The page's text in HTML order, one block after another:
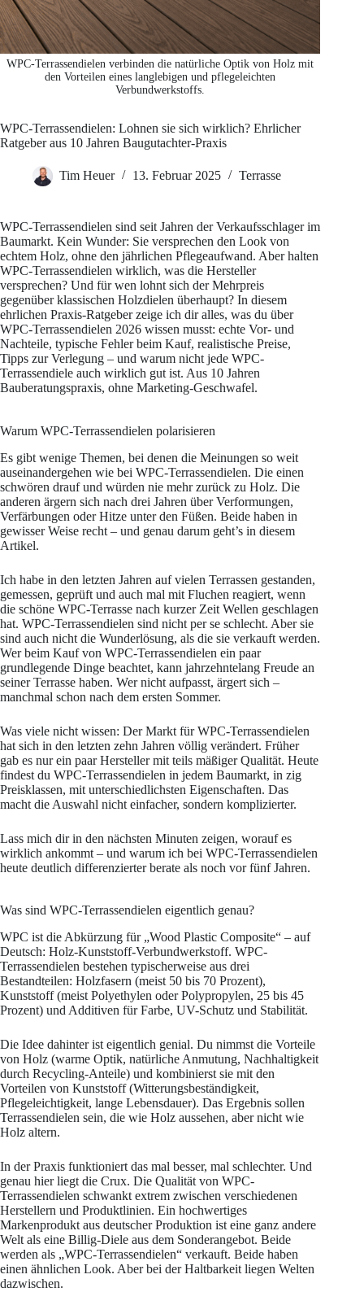
WPC-Terrassendielen verbinden die natürliche Optik von Holz mit
den Vorteilen eines langlebigen und pflegeleichten
Verbundwerkstoffs.
WPC-Terrassendielen: Lohnen sie sich wirklich? Ehrlicher
Ratgeber aus 10 Jahren Baugutachter-Praxis
Tim Heuer 13. Februar 2025 Terrasse
WPC-Terrassendielen sind seit Jahren der Verkaufsschlager im
Baumarkt. Kein Wunder: Sie versprechen den Look von
echtem Holz, ohne den jährlichen Pflegeaufwand. Aber halten
WPC-Terrassendielen wirklich, was die Hersteller
versprechen? Und für wen lohnt sich der Mehrpreis
gegenüber klassischen Holzdielen überhaupt? In diesem
ehrlichen Praxis-Ratgeber zeige ich dir alles, was du über
WPC-Terrassendielen 2026 wissen musst: echte Vor- und
Nachteile, typische Fehler beim Kauf, realistische Preise,
Tipps zur Verlegung – und warum nicht jede WPC-
Terrassendiele auch wirklich gut ist. Aus 10 Jahren
Bauberatungspraxis, ohne Marketing-Geschwafel.
Warum WPC-Terrassendielen polarisieren
Es gibt wenige Themen, bei denen die Meinungen so weit
auseinandergehen wie bei WPC-Terrassendielen. Die einen
schwören drauf und würden nie mehr zurück zu Holz. Die
anderen ärgern sich nach drei Jahren über Verformungen,
Verfärbungen oder Hitze unter den Füßen. Beide haben in
gewisser Weise recht – und genau darum geht’s in diesem
Artikel.
Ich habe in den letzten Jahren auf vielen Terrassen gestanden,
gemessen, geprüft und auch mal mit Fluchen reagiert, wenn
die schöne WPC-Terrasse nach kurzer Zeit Wellen geschlagen
hat. WPC-Terrassendielen sind nicht per se schlecht. Aber sie
sind auch nicht die Wunderlösung, als die sie verkauft werden.
Wer beim Kauf von WPC-Terrassendielen ein paar
grundlegende Dinge beachtet, kann jahrzehntelang Freude an
seiner Terrasse haben. Wer nicht aufpasst, ärgert sich –
manchmal schon nach dem ersten Sommer.
Was viele nicht wissen: Der Markt für WPC-Terrassendielen
hat sich in den letzten zehn Jahren völlig verändert. Früher
gab es nur ein paar Hersteller mit teils mäßiger Qualität. Heute
findest du WPC-Terrassendielen in jedem Baumarkt, in zig
Preisklassen, mit unterschiedlichsten Eigenschaften. Das
macht die Auswahl nicht einfacher, sondern komplizierter.
Lass mich dir in den nächsten Minuten zeigen, worauf es
wirklich ankommt – und warum ich bei WPC-Terrassendielen
heute deutlich differenzierter berate als noch vor fünf Jahren.
Was sind WPC-Terrassendielen eigentlich genau?
WPC ist die Abkürzung für „Wood Plastic Composite“ – auf
Deutsch: Holz-Kunststoff-Verbundwerkstoff. WPC-
Terrassendielen bestehen typischerweise aus drei
Bestandteilen: Holzfasern (meist 50 bis 70 Prozent),
Kunststoff (meist Polyethylen oder Polypropylen, 25 bis 45
Prozent) und Additiven für Farbe, UV-Schutz und Stabilität.
Die Idee dahinter ist eigentlich genial. Du nimmst die Vorteile
von Holz (warme Optik, natürliche Anmutung, Nachhaltigkeit
durch Recycling-Anteile) und kombinierst sie mit den
Vorteilen von Kunststoff (Witterungsbeständigkeit,
Pflegeleichtigkeit, lange Lebensdauer). Das Ergebnis sollen
Terrassendielen sein, die wie Holz aussehen, aber nicht wie
Holz altern.
In der Praxis funktioniert das mal besser, mal schlechter. Und
genau hier liegt die Crux. Die Qualität von WPC-
Terrassendielen schwankt extrem zwischen verschiedenen
Herstellern und Produktlinien. Ein hochwertiges
Markenprodukt aus deutscher Produktion ist eine ganz andere
Welt als eine Billig-Diele aus dem Sonderangebot. Beide
werden als „WPC-Terrassendielen“ verkauft. Beide haben
einen ähnlichen Look. Aber bei der Haltbarkeit liegen Welten
dazwischen.